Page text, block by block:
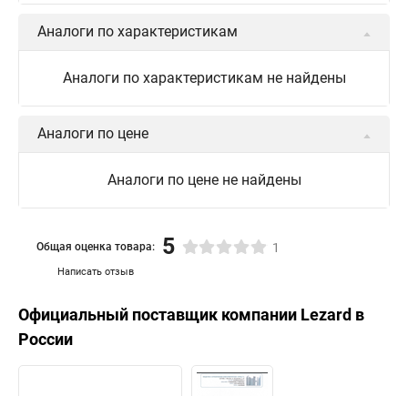
Аналоги по характеристикам
Аналоги по характеристикам не найдены
Аналоги по цене
Аналоги по цене не найдены
Написать отзыв
Общая оценка товара: 5 1
Официальный поставщик компании Lezard в
России